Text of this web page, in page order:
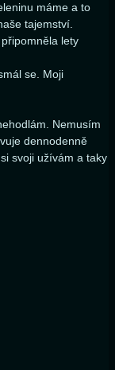
máme a to
tajemství.
připomněla lety
se. Moji
Nemusím
dennodenně
svoji užívám a taky